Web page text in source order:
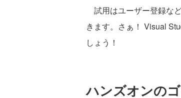
試用はユーザー登録な
きます。さぁ！ Visual
しょう！
ハンズオンの